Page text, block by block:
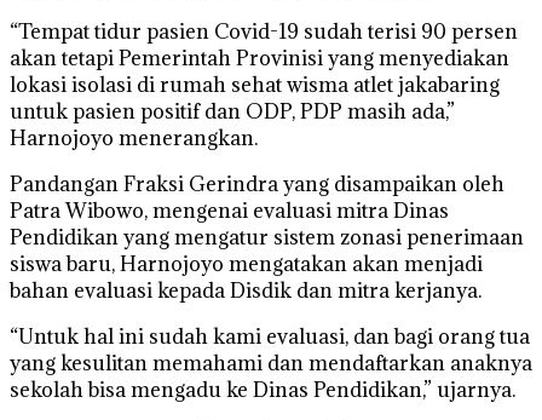
“Tempat tidur pasien Covid-19 sudah terisi 90 persen
akan tetapi Pemerintah Provinisi yang menyediakan
lokasi isolasi di rumah sehat wisma atlet jakabaring
untuk pasien positif dan ODP, PDP masih ada,”
Harnojoyo menerangkan.
Pandangan Fraksi Gerindra yang disampaikan oleh
Patra Wibowo, mengenai evaluasi mitra Dinas
Pendidikan yang mengatur sistem zonasi penerimaan
siswa baru, Harnojoyo mengatakan akan menjadi
bahan evaluasi kepada Disdik dan mitra kerjanya.
“Untuk hal ini sudah kami evaluasi, dan bagi orang tua
yang kesulitan memahami dan mendaftarkan anaknya
sekolah bisa mengadu ke Dinas Pendidikan,” ujarnya.